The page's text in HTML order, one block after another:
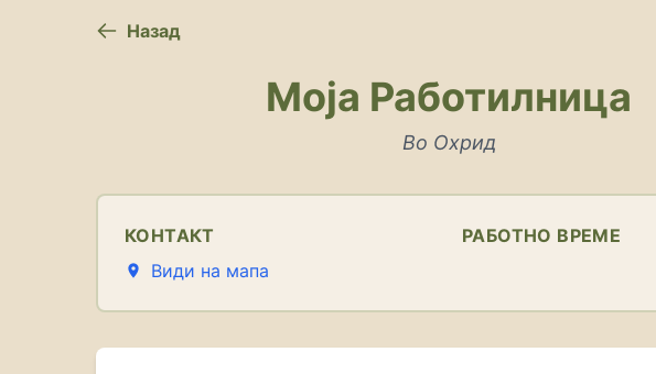
Назад
Моја Работилница
Во Охрид
КОНТАКТ
Види на мапа
РАБОТНО ВРЕМЕ